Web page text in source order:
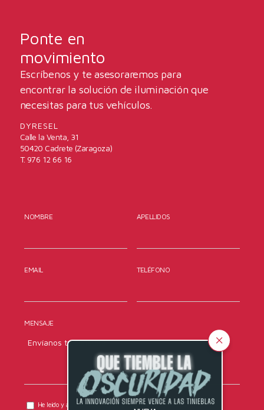
Ponte en
movimiento
Escríbenos y te asesoraremos para
encontrar la solución de iluminación que
necesitas para tus vehículos.
DYRESEL
Calle la Venta, 31
50420 Cadrete (Zaragoza)
T. 976 12 66 16
NOMBRE APELLIDOS
EMAIL TELÉFONO
MENSAJE
He leído y acepto lapolítica de privacidadde DYRESEL.